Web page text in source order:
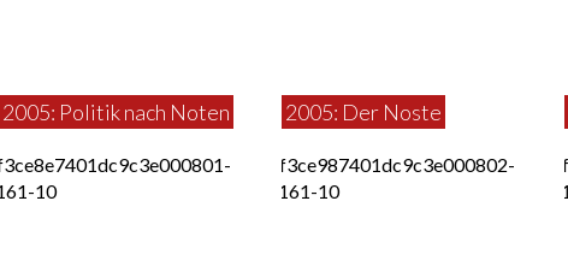
2005: Politik nach Noten 2005: Der Noste